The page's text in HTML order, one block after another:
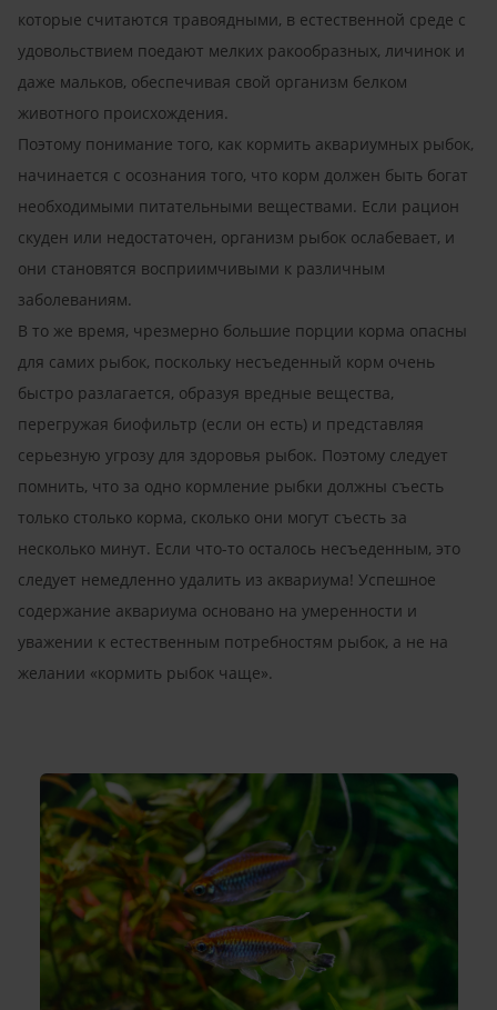
которые считаются травоядными, в естественной среде с
удовольствием поедают мелких ракообразных, личинок и
даже мальков, обеспечивая свой организм белком
животного происхождения.
Поэтому понимание того, как кормить аквариумных рыбок,
начинается с осознания того, что корм должен быть богат
необходимыми питательными веществами. Если рацион
скуден или недостаточен, организм рыбок ослабевает, и
они становятся восприимчивыми к различным
заболеваниям.
В то же время, чрезмерно большие порции корма опасны
для самих рыбок, поскольку несъеденный корм очень
быстро разлагается, образуя вредные вещества,
перегружая биофильтр (если он есть) и представляя
серьезную угрозу для здоровья рыбок. Поэтому следует
помнить, что за одно кормление рыбки должны съесть
только столько корма, сколько они могут съесть за
несколько минут. Если что-то осталось несъеденным, это
следует немедленно удалить из аквариума! Успешное
содержание аквариума основано на умеренности и
уважении к естественным потребностям рыбок, а не на
желании «кормить рыбок чаще».